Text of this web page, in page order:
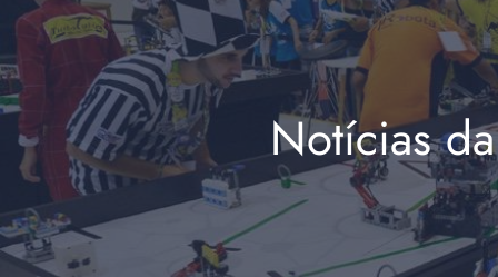
Notícias